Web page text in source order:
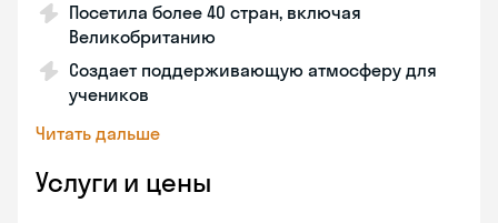
Посетила более 40 стран, включая
Великобританию
Создает поддерживающую атмосферу для
учеников
Читать дальше
Услуги и цены